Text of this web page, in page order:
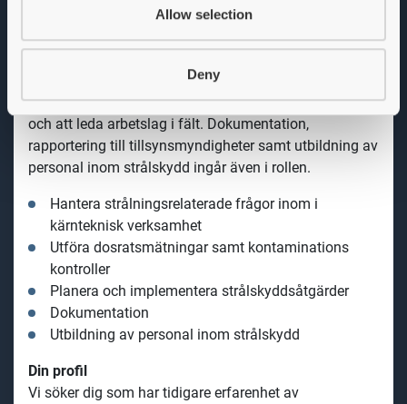
Allow selection
Deny
Du planerar och implementerar strålskyddsåtgärder
under avvecklingsprojekt och arbetar med friklassning
ingår även arbete med riskbedömningar,
incidenthantering vid strålningsrelaterade händelser
och att leda arbetslag i fält. Dokumentation,
rapportering till tillsynsmyndigheter samt utbildning av
personal inom strålskydd ingår även i rollen.
Hantera strålningsrelaterade frågor inom i
kärnteknisk verksamhet
Utföra dosratsmätningar samt kontaminations
kontroller
Planera och implementera strålskyddsåtgärder
Dokumentation
Utbildning av personal inom strålskydd
Din profil
Vi söker dig som har tidigare erfarenhet av